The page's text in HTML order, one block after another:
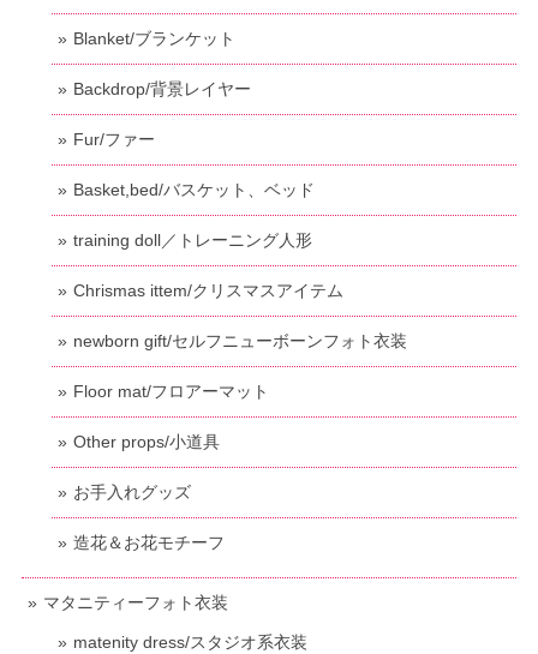
Blanket/ブランケット
Backdrop/背景レイヤー
Fur/ファー
Basket,bed/バスケット、ベッド
training doll／トレーニング人形
Chrismas ittem/クリスマスアイテム
newborn gift/セルフニューボーンフォト衣装
Floor mat/フロアーマット
Other props/小道具
お手入れグッズ
造花＆お花モチーフ
マタニティーフォト衣装
matenity dress/スタジオ系衣装